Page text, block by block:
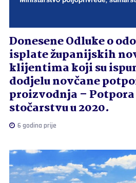
Donesene Odluke o
isplate županijskih
klijentima koji su
dodjelu novčane
proizvodnja –
stočarstvu u 2020.
6 godina prije